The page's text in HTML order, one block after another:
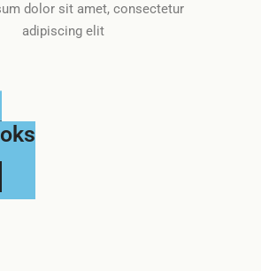
dolor sit amet, consectetur
adipiscing elit